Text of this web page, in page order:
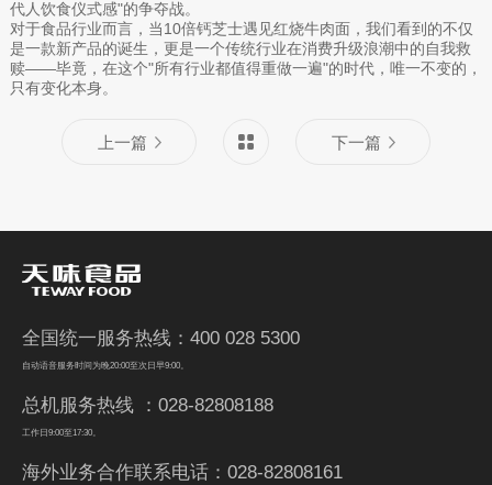
代人饮食仪式感"的争夺战。
对于食品行业而言，当10倍钙芝士遇见红烧牛肉面，我们看到的不仅
是一款新产品的诞生，更是一个传统行业在消费升级浪潮中的自我救
赎——毕竟，在这个"所有行业都值得重做一遍"的时代，唯一不变的，
只有变化本身。
上一篇 下一篇
全国统一服务热线：400 028 5300
自动语音服务时间为晚20:00至次日早9:00。
总机服务热线 ：028-82808188
工作日9:00至17:30。
海外业务合作联系电话：028-82808161